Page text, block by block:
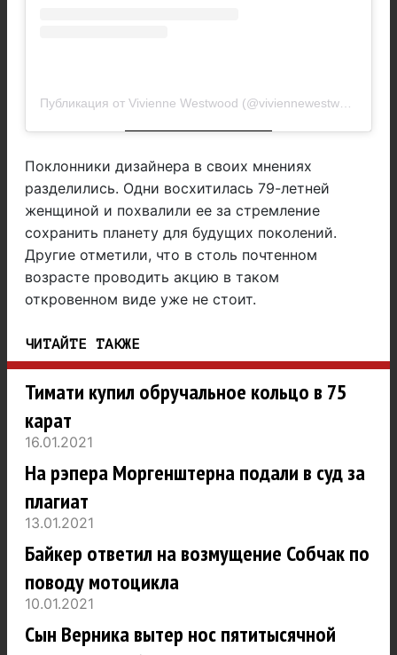
Публикация от Vivienne Westwood (@viviennewestwood)
Поклонники дизайнера в своих мнениях
разделились. Одни восхитилась 79-летней
женщиной и похвалили ее за стремление
сохранить планету для будущих поколений.
Другие отметили, что в столь почтенном
возрасте проводить акцию в таком
откровенном виде уже не стоит.
ЧИТАЙТЕ ТАКЖЕ
Тимати купил обручальное кольцо в 75
карат
16.01.2021
На рэпера Моргенштерна подали в суд за
плагиат
13.01.2021
Байкер ответил на возмущение Собчак по
поводу мотоцикла
10.01.2021
Сын Верника вытер нос пятитысячной